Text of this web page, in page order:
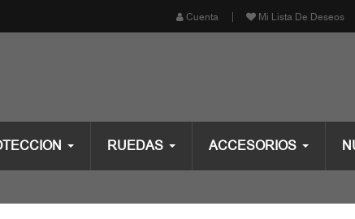
Cuenta Mi Lista De Deseos
RUEDAS ACCESORIOS